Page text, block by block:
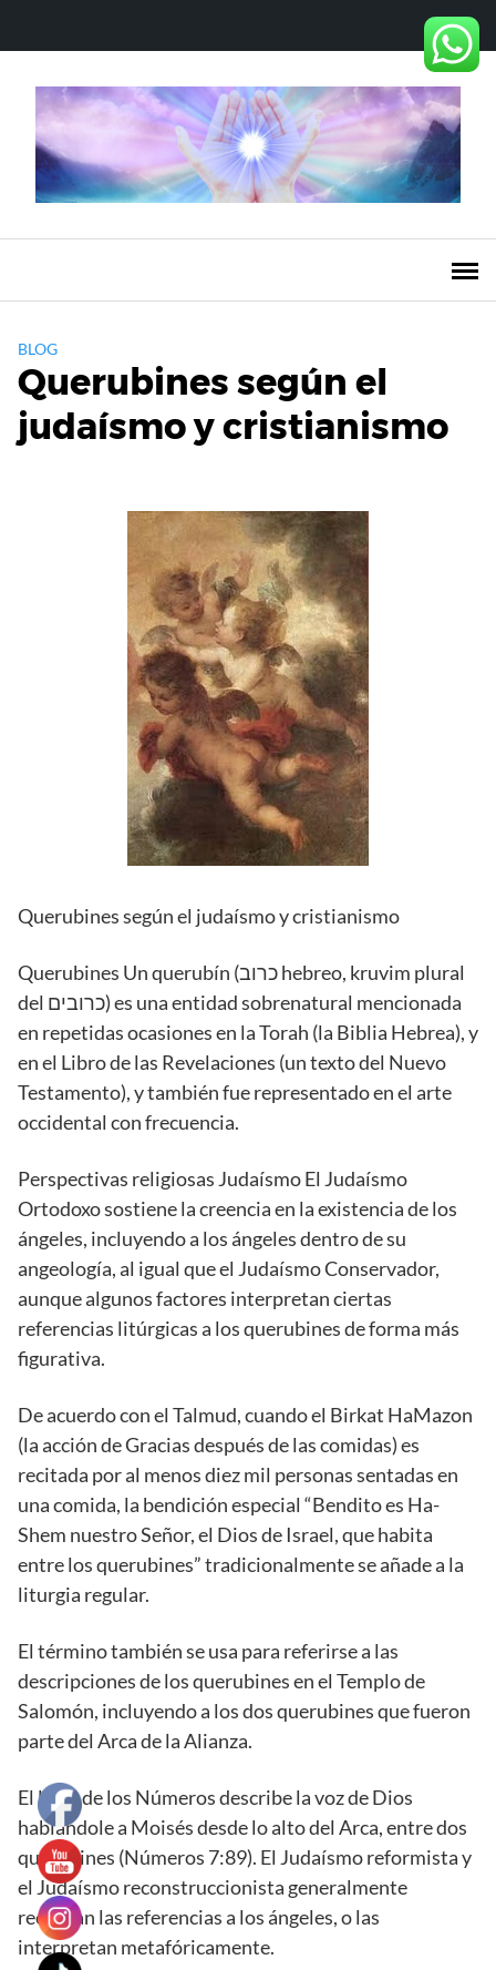
contenido
BLOG
Querubines según el
judaísmo y cristianismo
Querubines según el judaísmo y cristianismo
Querubines Un querubín (כרוב hebreo, kruvim plural
del כרובים) es una entidad sobrenatural mencionada
en repetidas ocasiones en la Torah (la Biblia Hebrea), y
en el Libro de las Revelaciones (un texto del Nuevo
Testamento), y también fue representado en el arte
occidental con frecuencia.
Perspectivas religiosas Judaísmo El Judaísmo
Ortodoxo sostiene la creencia en la existencia de los
ángeles, incluyendo a los ángeles dentro de su
angeología, al igual que el Judaísmo Conservador,
aunque algunos factores interpretan ciertas
referencias litúrgicas a los querubines de forma más
figurativa.
De acuerdo con el Talmud, cuando el Birkat HaMazon
(la acción de Gracias después de las comidas) es
recitada por al menos diez mil personas sentadas en
una comida, la bendición especial “Bendito es Ha-
Shem nuestro Señor, el Dios de Israel, que habita
entre los querubines” tradicionalmente se añade a la
liturgia regular.
El término también se usa para referirse a las
descripciones de los querubines en el Templo de
Salomón, incluyendo a los dos querubines que fueron
parte del Arca de la Alianza.
El libro de los Números describe la voz de Dios
hablándole a Moisés desde lo alto del Arca, entre dos
querubines (Números 7:89). El Judaísmo reformista y
el Judaísmo reconstruccionista generalmente
rechazan las referencias a los ángeles, o las
interpretan metafóricamente.